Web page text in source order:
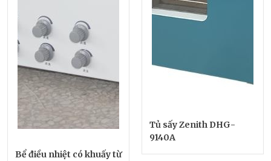
Bể điều nhiệt có khuấy từ
Tủ sấy Zenith DHG-
9140A